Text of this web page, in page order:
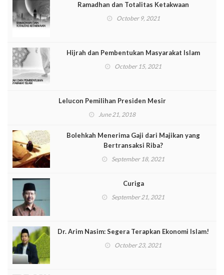
Ramadhan dan Totalitas Ketakwaan
October 9, 2021
Hijrah dan Pembentukan Masyarakat Islam
October 15, 2021
Lelucon Pemilihan Presiden Mesir
June 21, 2018
Bolehkah Menerima Gaji dari Majikan yang
Bertransaksi Riba?
September 18, 2021
Curiga
September 21, 2021
Dr. Arim Nasim: Segera Terapkan Ekonomi Islam!
October 23, 2021